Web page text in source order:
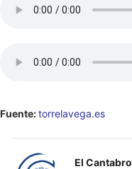
Fuente:torrelavega.es
El Cantabro